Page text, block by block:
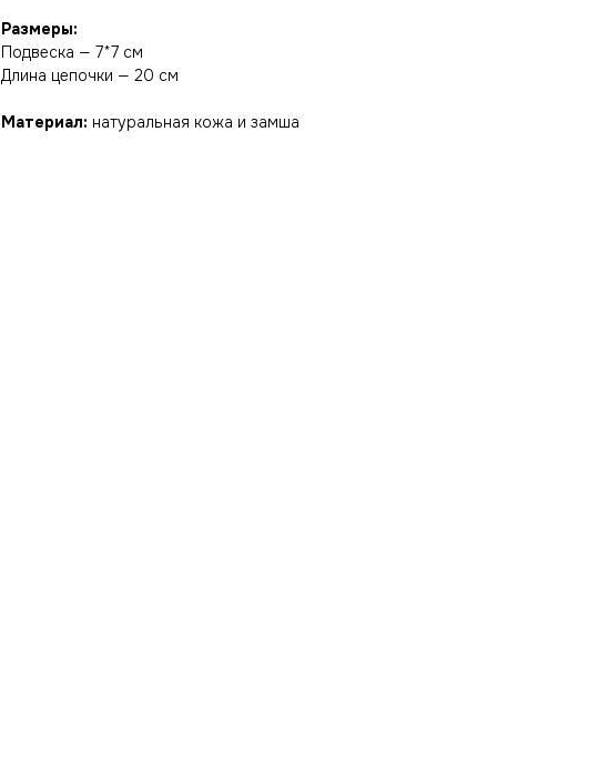
Размеры:
Подвеска — 7*7 см
Длина цепочки — 20 см
Материал: натуральная кожа и замша